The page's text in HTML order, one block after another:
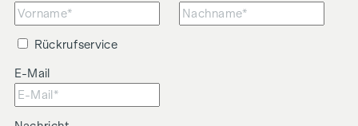
Rückrufservice
E-Mail